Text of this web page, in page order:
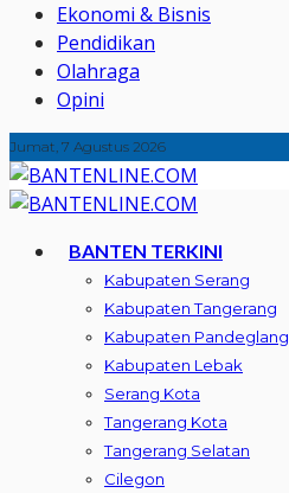
Ekonomi & Bisnis
Pendidikan
Olahraga
Opini
Jumat, 7 Agustus 2026
BANTEN TERKINI
Kabupaten Serang
Kabupaten Tangerang
Kabupaten Pandeglang
Kabupaten Lebak
Serang Kota
Tangerang Kota
Tangerang Selatan
Cilegon